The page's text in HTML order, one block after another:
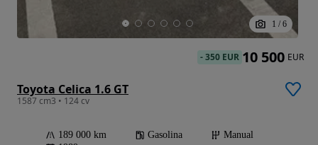
1 / 6
Toyota Celica 1.6 GT
1587 cm3 • 124 cv
189 000 km Gasolina
Manual
-350 EUR 10 500 EUR